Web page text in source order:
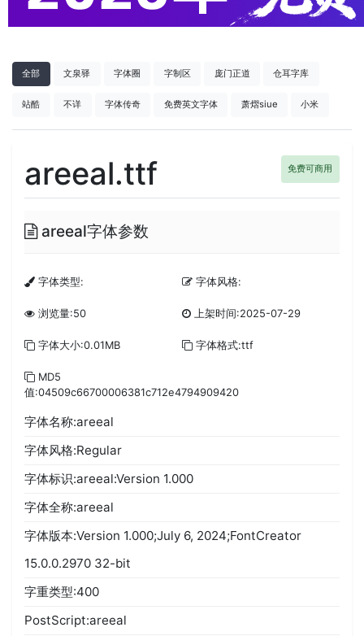
全部 文泉驿 字体圈 字制区 庞门正道 仓耳字库
站酷 不详 字体传奇 免费英文字体 萧熠siue 小米
areeal.ttf 免费可商用
areeal字体参数
字体类型: 字体风格:
浏览量:50 上架时间:2025-07-29
字体大小:0.01MB 字体格式:ttf
MD5
值:04509c66700006381c712e4794909420
字体名称:areeal
字体风格:Regular
字体标识:areeal:Version 1.000
字体全称:areeal
字体版本:Version 1.000;July 6, 2024;FontCreator
15.0.0.2970 32-bit
字重类型:400
PostScript:areeal